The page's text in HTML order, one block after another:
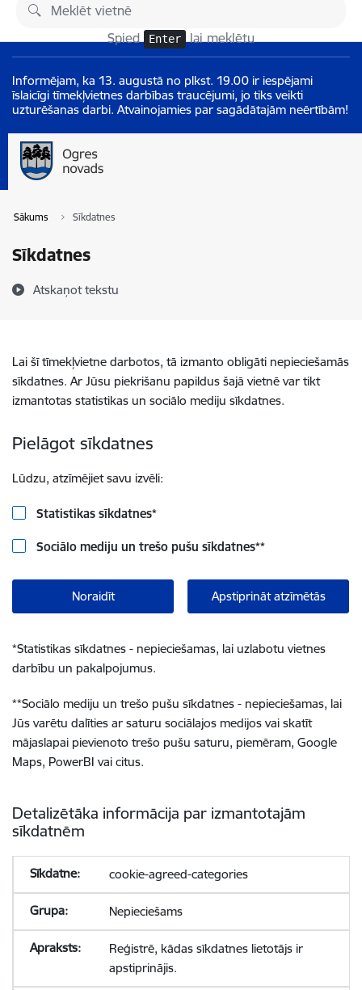
Pāriet uz lapas saturu
Spied Enter lai meklētu
Informējam, ka 13. augustā no plkst. 19.00 ir iespējami
īslaicīgi tīmekļvietnes darbības traucējumi, jo tiks veikti
uzturēšanas darbi. Atvainojamies par sagādātajām neērtībām!
Sākums Sīkdatnes
Sīkdatnes
Atskaņot tekstu
Lai šī tīmekļvietne darbotos, tā izmanto obligāti nepieciešamās
sīkdatnes. Ar Jūsu piekrišanu papildus šajā vietnē var tikt
izmantotas statistikas un sociālo mediju sīkdatnes.
Pielāgot sīkdatnes
Lūdzu, atzīmējiet savu izvēli:
Statistikas sīkdatnes*
Sociālo mediju un trešo pušu sīkdatnes**
Noraidīt Apstiprināt atzīmētās
*Statistikas sīkdatnes - nepieciešamas, lai uzlabotu vietnes
darbību un pakalpojumus.
**Sociālo mediju un trešo pušu sīkdatnes - nepieciešamas, lai
Jūs varētu dalīties ar saturu sociālajos medijos vai skatīt
mājaslapai pievienoto trešo pušu saturu, piemēram, Google
Maps, PowerBI vai citus.
Detalizētāka informācija par izmantotajām
sīkdatnēm
cookie-agreed-categories
Nepieciešams
Reģistrē, kādas sīkdatnes lietotājs ir
apstiprinājis.